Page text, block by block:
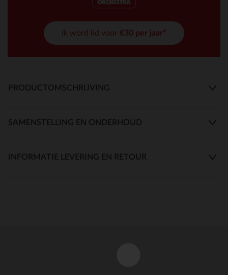
Ik word lid voor €30 per jaar*
PRODUCTOMSCHRIJVING
SAMENSTELLING EN ONDERHOUD
INFORMATIE LEVERING EN RETOUR